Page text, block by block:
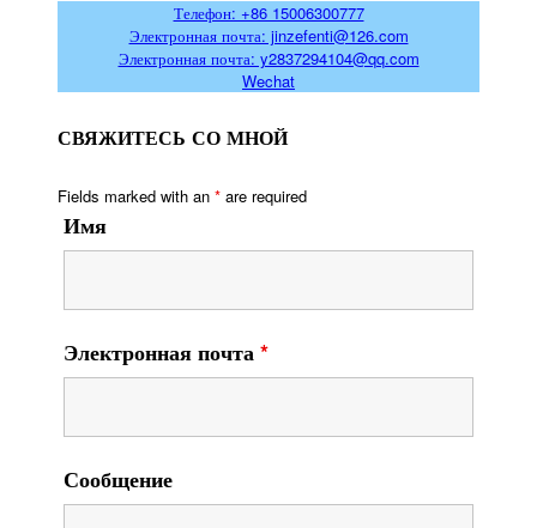
Телефон: +86 15006300777
Электронная почта: jinzefenti@126.com
Электронная почта: y2837294104@qq.com
Wechat
СВЯЖИТЕСЬ СО МНОЙ
Fields marked with an * are required
Имя
Электронная почта*
Сообщение